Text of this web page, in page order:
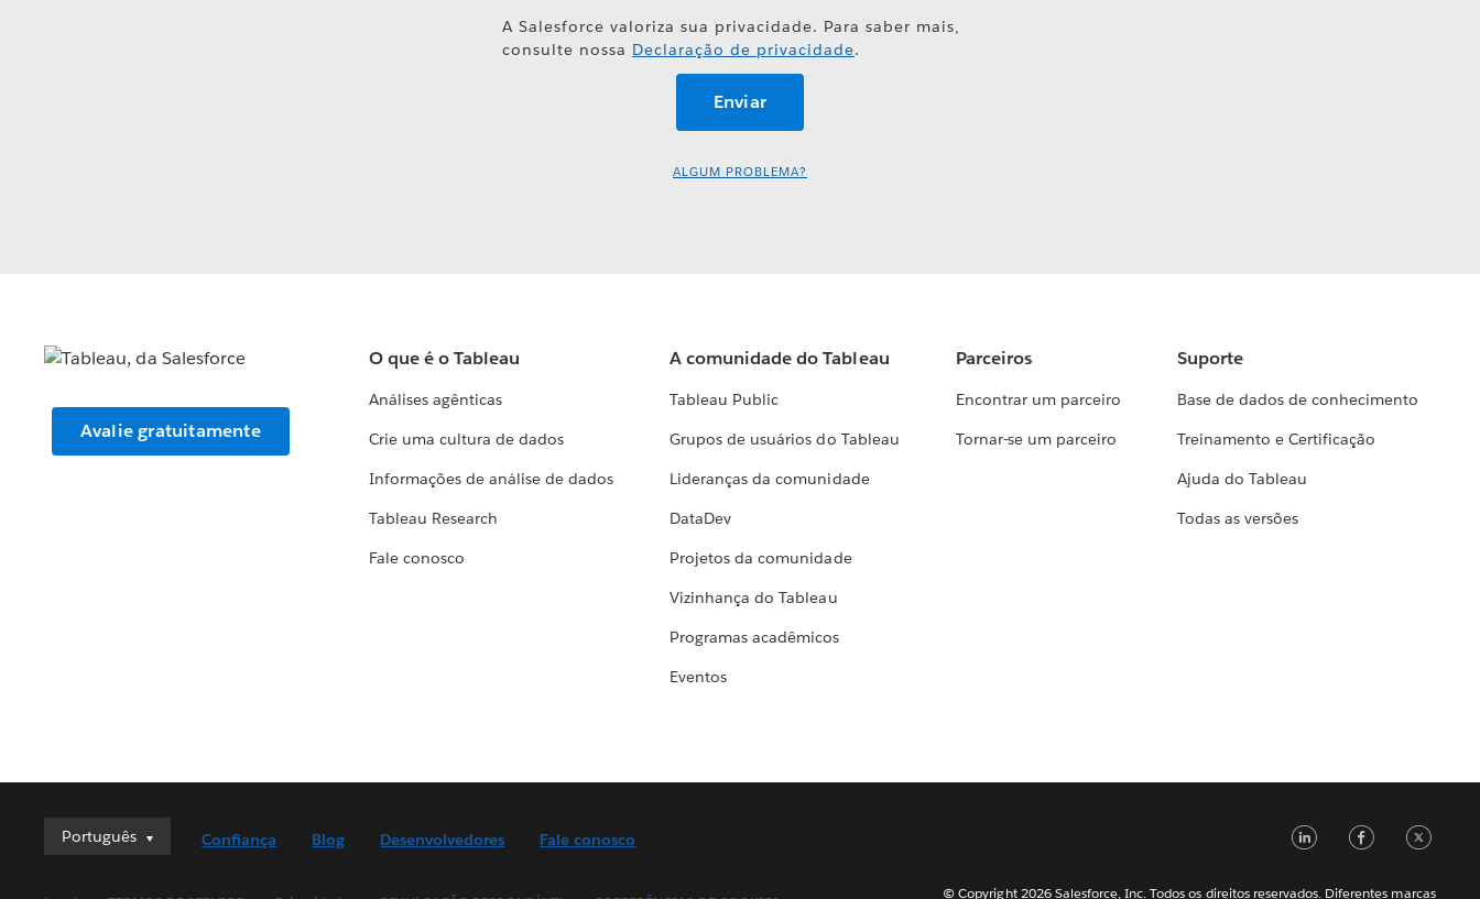
A Salesforce valoriza sua privacidade. Para saber mais,
consulte nossa Declaração de privacidade.
ALGUM PROBLEMA?
Avalie gratuitamente
O que é o Tableau
Análises agênticas
Crie uma cultura de dados
Informações de análise de dados
Tableau Research
Fale conosco
A comunidade do Tableau
Tableau Public
Grupos de usuários do Tableau
Lideranças da comunidade
DataDev
Projetos da comunidade
Vizinhança do Tableau
Programas acadêmicos
Eventos
Parceiros
Encontrar um parceiro
Tornar-se um parceiro
Suporte
Base de dados de conhecimento
Treinamento e Certificação
Ajuda do Tableau
Todas as versões
Português
Português
Confiança Blog Desenvolvedores Fale conosco LinkedIn
© Copyright 2026 Salesforce, Inc. Todos os direitos reservados. Diferentes marcas